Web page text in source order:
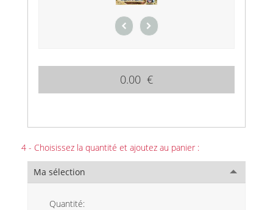
0.00 €
4 - Choisissez la quantité et ajoutez au panier :
Ma sélection
Quantité: